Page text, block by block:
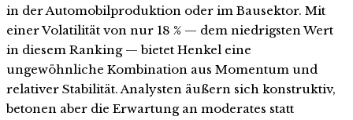
in der Automobilproduktion oder im Bausektor. Mit
einer Volatilität von nur 18 % — dem niedrigsten Wert
in diesem Ranking — bietet Henkel eine
ungewöhnliche Kombination aus Momentum und
relativer Stabilität. Analysten äußern sich konstruktiv,
betonen aber die Erwartung an moderates statt